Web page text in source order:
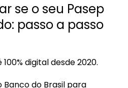
se o seu Pasep
passo a passo
100% digital desde 2020.
do Brasil para